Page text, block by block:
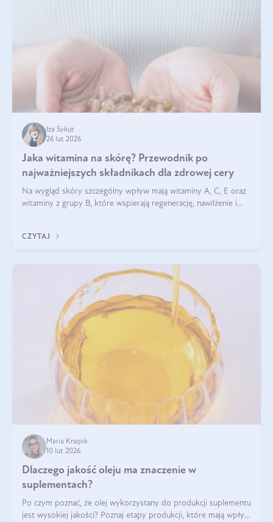
Iza Sykut
26 lut 2026
Jaka witamina na skórę? Przewodnik po
najważniejszych składnikach dla zdrowej cery
Na wygląd skóry szczególny wpływ mają witaminy A, C, E oraz
witaminy z grupy B, które wspierają regenerację, nawilżenie i
CZYTAJ
Maria Knapik
10 lut 2026
Dlaczego jakość oleju ma znaczenie w
suplementach?
Po czym poznać, że olej wykorzystany do produkcji suplementu
jest wysokiej jakości? Poznaj etapy produkcji, które mają wpływ